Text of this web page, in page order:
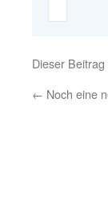
Dieser
← Noch eine